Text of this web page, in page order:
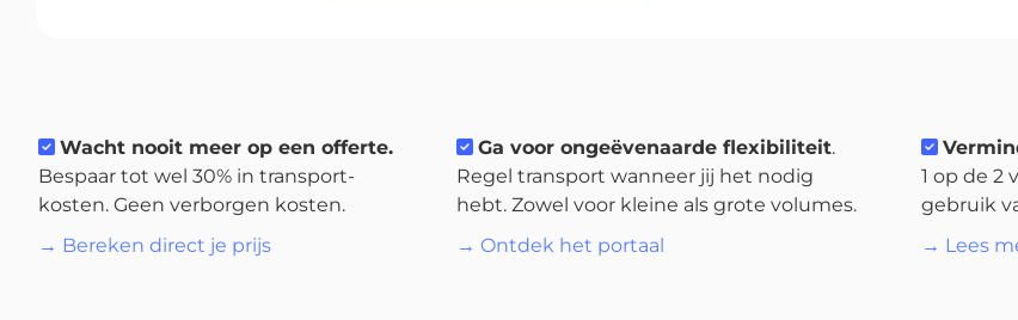
Wacht nooit meer op een offerte.
Bespaar tot wel 30% in transport-
kosten. Geen verborgen kosten.
→ Bereken direct je prijs
Ga voor ongeëvenaarde flexibiliteit.
Regel transport wanneer jij het nodig
hebt. Zowel voor kleine als grote volumes.
→ Ontdek het portaal
1 op de 2
gebruik
→ Lees